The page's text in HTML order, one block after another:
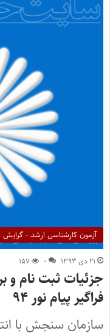
آزمون کارشناسی ارشد -
۲۱ دی ۱۳۹۳ ۰ ۱۵۷
جزئیات ثبت نام و
فراگیر پیام نور ۹۴
سازمان سنجش با